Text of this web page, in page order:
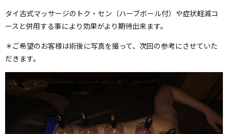
タイ古式マッサージのトク・セン（ハーブボール付）や症状軽減コ
ースと併用する事により効果がより期待出来ます。
＊ご希望のお客様は術後に写真を撮って、次回の参考にさせていた
だきます。